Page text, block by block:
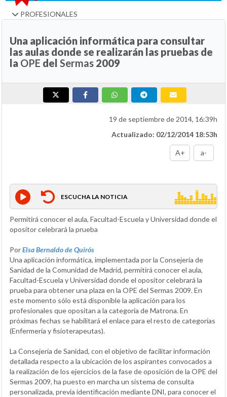
PROFESIONALES
Una aplicación informática para consultar
las aulas donde se realizarán las pruebas de
la OPE del Sermas 2009
19 de septiembre de 2014, 16:39h
Actualizado: 02/12/2014 18:53h
A+ a-
ESCUCHA LA NOTICIA
Permitirá conocer el aula, Facultad-Escuela y Universidad donde el
opositor celebrará la prueba
PorElsa Bernaldo de Quirós
Una aplicación informática, implementada por la Consejería de
Sanidad de la Comunidad de Madrid, permitirá conocer el aula,
Facultad-Escuela y Universidad donde el opositor celebrará la
prueba para obtener una plaza en la OPE del Sermas 2009. En
este momento sólo está disponible la aplicación para los
profesionales que opositan a la categoría de Matrona. En
próximas fechas se habilitará el enlace para el resto de categorías
(Enfermería y fisioterapeutas).
La Consejería de Sanidad, con el objetivo de facilitar información
detallada respecto a la ubicación de los aspirantes convocados a
la realización de los ejercicios de la fase de oposición de la OPE del
Sermas 2009, ha puesto en marcha un sistema de consulta
personalizada, previa identificación mediante DNI, para conocer el